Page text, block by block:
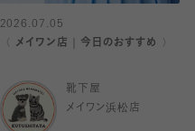
2026.07.05
〈 メイワン店｜今日のおすすめ 〉
靴下屋
メイワン浜松店